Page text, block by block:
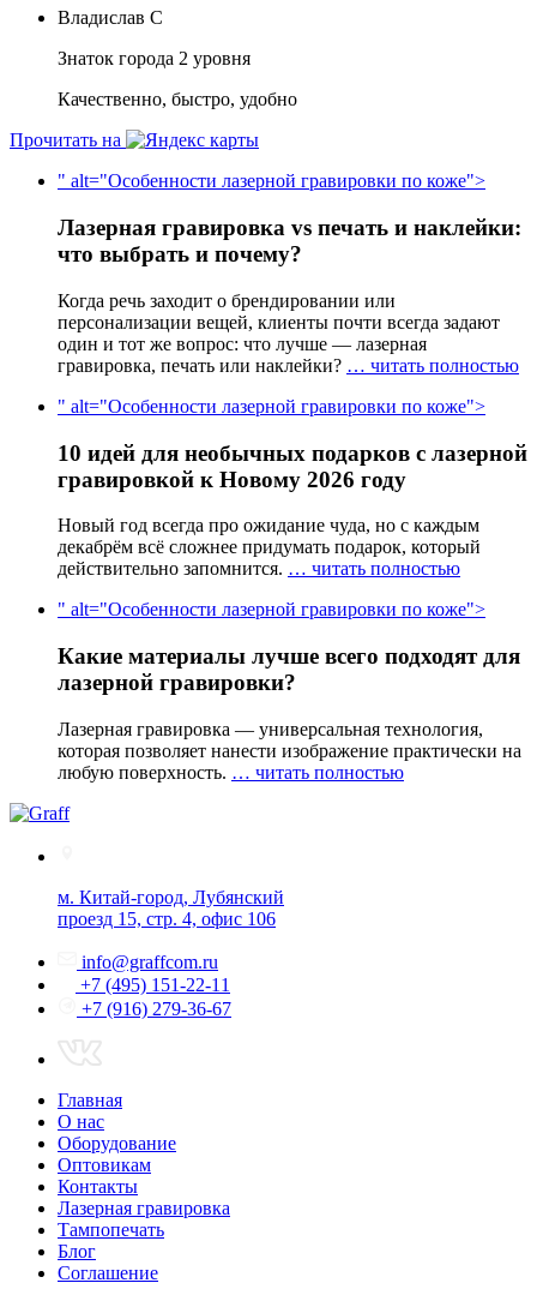
Владислав С
Знаток города 2 уровня
Качественно, быстро, удобно
Прочитать на
" alt="Особенности лазерной гравировки по коже">
Лазерная гравировка vs печать и наклейки:
что выбрать и почему?
Когда речь заходит о брендировании или
персонализации вещей, клиенты почти всегда задают
один и тот же вопрос: что лучше — лазерная
гравировка, печать или наклейки? … читать полностью
" alt="Особенности лазерной гравировки по коже">
10 идей для необычных подарков с лазерной
гравировкой к Новому 2026 году
Новый год всегда про ожидание чуда, но с каждым
декабрём всё сложнее придумать подарок, который
действительно запомнится. … читать полностью
" alt="Особенности лазерной гравировки по коже">
Какие материалы лучше всего подходят для
лазерной гравировки?
Лазерная гравировка — универсальная технология,
которая позволяет нанести изображение практически на
любую поверхность. … читать полностью
м. Китай-город, Лубянский
проезд 15, стр. 4, офис 106
info@graffcom.ru
+7 (495) 151-22-11
+7 (916) 279-36-67
Главная
О нас
Оборудование
Оптовикам
Контакты
Лазерная гравировка
Тампопечать
Блог
Соглашение